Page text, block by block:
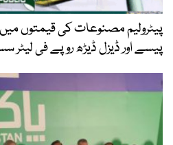
پیسے اور ڈیزل ڈیڑھ روپے فی لیٹر